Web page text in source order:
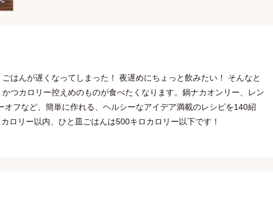
はんが遅くなってしまった！ 夜遅めにちょっと飲みたい！ そんなと
つカロリー控えめのものが食べたくなります。鍋ナカオンリー、レン
オフなど、簡単に作れる、ヘルシーなアイデア満載のレシピを140紹
ロリー以内、ひと皿ごはんは500キロカロリー以下です！